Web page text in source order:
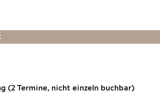
(2 Termine, nicht einzeln buchbar)